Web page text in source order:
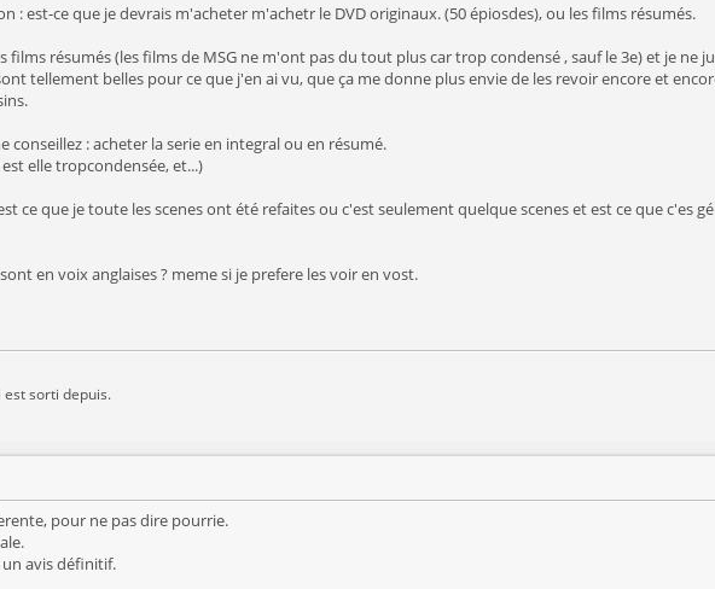
: est-ce que je devrais m'acheter m'achetr le DVD originaux. (50 épiosdes), ou les films résumés.
résumés (les films de MSG ne m'ont pas du tout plus car trop condensé , sauf le 3e) et je ne
tellement belles pour ce que j'en ai vu, que ça me donne plus envie de les revoir encore et
conseillez : acheter la serie en integral ou en résumé.
elle tropcondensée, et...)
ce que je toute les scenes ont été refaites ou c'est seulement quelque scenes et est ce que c'es
en voix anglaises ? meme si je prefere les voir en vost.
est sorti depuis.
pour ne pas dire pourrie.
avis définitif.